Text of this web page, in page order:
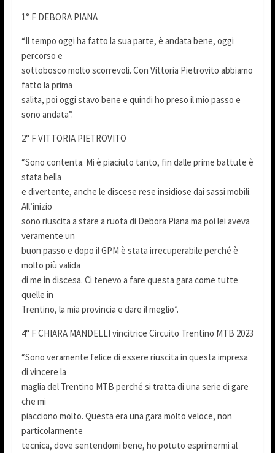
1° F DEBORA PIANA
“Il tempo oggi ha fatto la sua parte, è andata bene, oggi
percorso e
sottobosco molto scorrevoli. Con Vittoria Pietrovito abbiamo
fatto la prima
salita, poi oggi stavo bene e quindi ho preso il mio passo e
sono andata”.
2° F VITTORIA PIETROVITO
“Sono contenta. Mi è piaciuto tanto, fin dalle prime battute è
stata bella
e divertente, anche le discese rese insidiose dai sassi mobili.
All’inizio
sono riuscita a stare a ruota di Debora Piana ma poi lei aveva
veramente un
buon passo e dopo il GPM è stata irrecuperabile perché è
molto più valida
di me in discesa. Ci tenevo a fare questa gara come tutte
quelle in
Trentino, la mia provincia e dare il meglio”.
4° F CHIARA MANDELLI vincitrice Circuito Trentino MTB 2023
“Sono veramente felice di essere riuscita in questa impresa
di vincere la
maglia del Trentino MTB perché si tratta di una serie di gare
che mi
piacciono molto. Questa era una gara molto veloce, non
particolarmente
tecnica, dove sentendomi bene, ho potuto esprimermi al